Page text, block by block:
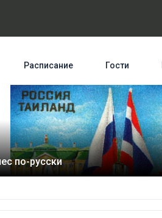
Расписание Гости
по-русски